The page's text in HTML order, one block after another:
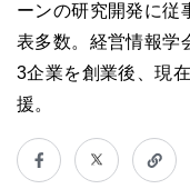
ーンの研究開発に従
表多数。経営情報学
3企業を創業後、現
援。